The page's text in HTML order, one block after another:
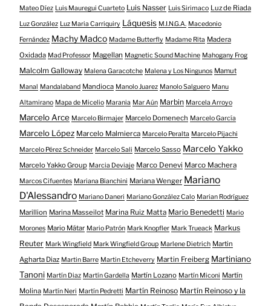
Mateo Díez Luis Mauregui Cuarteto Luis Nasser Luis Sirimaco Luz de Riada
Luz González Luz Maria Carriquiry Láquesis M.I.N.G.A. Macedonio
Fernández Machy Madco Madame Butterfly Madame Rita Madera
Oxidada Mad Professor Magellan Magnetic Sound Machine Mahogany Frog
Malcolm Galloway Malena Garacotche Malena y Los Ningunos Mamut
Manal Mandalaband Mandioca Manolo Juarez Manolo Salguero Manu
Altamirano Mapa de Micelio Marania Mar Aún Marbin Marcela Arroyo
Marcelo Arce Marcelo Birmajer Marcelo Domenech Marcelo García
Marcelo López Marcelo Malmierca Marcelo Peralta Marcelo Pijachi
Marcelo Pérez Schneider Marcelo Sali Marcelo Sasso Marcelo Yakko
Marcelo Yakko Group Marcia Deviaje Marco Denevi Marco Machera
Marcos Cifuentes Mariana Bianchini Mariana Wenger Mariano
D'Alessandro Mariano Daneri Mariano González Calo Marian Rodríguez
Marillion Marina Masseilot Marina Ruiz Matta Mario Benedetti Mario
Morones Mario Mátar Mario Patrón Mark Knopfler Mark Trueack Markus
Reuter Mark Wingfield Mark Wingfield Group Marlene Dietrich Martin
Agharta Diaz Martin Barre Martin Etcheverry Martin Freiberg Martiniano
Tanoni Martín Diaz Martín Gardella Martín Lozano Martín Miconi Martín
Molina Martín Neri Martín Pedretti Martín Reinoso Martín Reinoso y la